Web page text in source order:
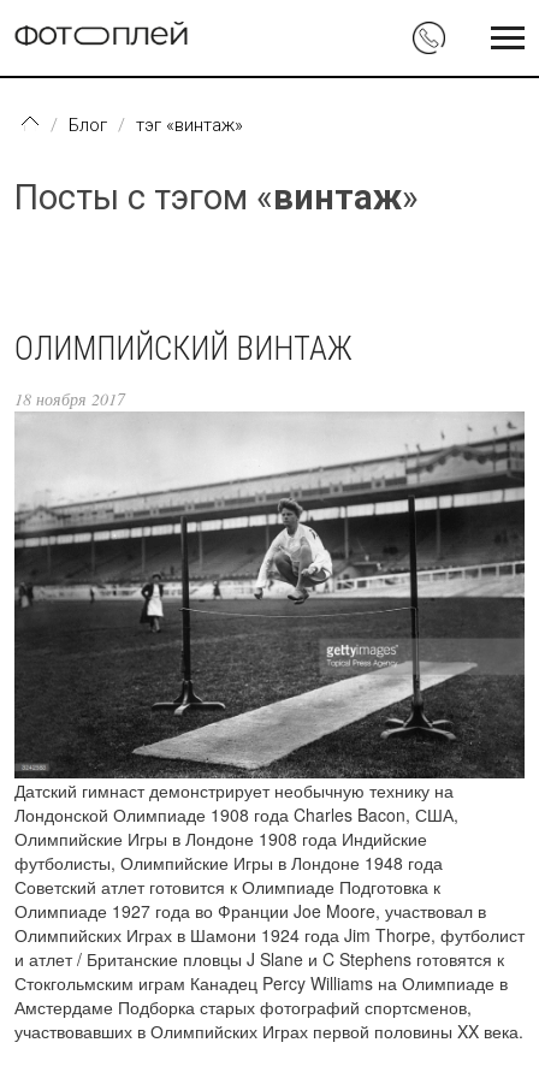
Блог тэг «винтаж»
Посты с тэгом «винтаж»
ОЛИМПИЙСКИЙ ВИНТАЖ
18 ноября 2017
Датский гимнаст демонстрирует необычную технику на
Лондонской Олимпиаде 1908 года Charles Bacon, США,
Олимпийские Игры в Лондоне 1908 года Индийские
футболисты, Олимпийские Игры в Лондоне 1948 года
Советский атлет готовится к Олимпиаде Подготовка к
Олимпиаде 1927 года во Франции Joe Moore, участвовал в
Олимпийских Играх в Шамони 1924 года Jim Thorpe, футболист
и атлет / Британские пловцы J Slane и C Stephens готовятся к
Стокгольмским играм Канадец Percy Williams на Олимпиаде в
Амстердаме Подборка старых фотографий спортсменов,
участвовавших в Олимпийских Играх первой половины XX века.